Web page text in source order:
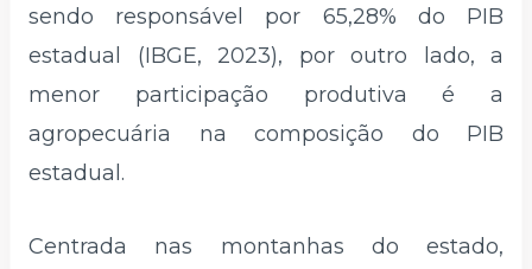
sendo responsável por 65,28% do PIB
estadual (IBGE, 2023), por outro lado, a
menor participação produtiva é a
agropecuária na composição do PIB
estadual.
Centrada nas montanhas do estado,